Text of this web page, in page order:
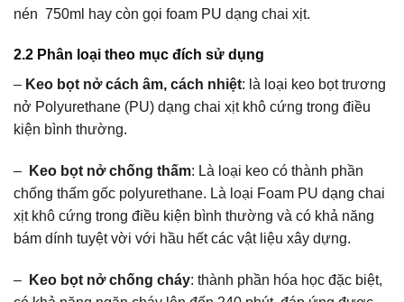
nén 750ml hay còn gọi foam PU dạng chai xịt.
2.2 Phân loại theo mục đích sử dụng
– Keo bọt nở cách âm, cách nhiệt: là loại keo bọt trương
nở Polyurethane (PU) dạng chai xịt khô cứng trong điều
kiện bình thường.
– Keo bọt nở chống thấm: Là loại keo có thành phần
chống thấm gốc polyurethane. Là loại Foam PU dạng chai
xịt khô cứng trong điều kiện bình thường và có khả năng
bám dính tuyệt vời với hầu hết các vật liệu xây dựng.
– Keo bọt nở chống cháy: thành phần hóa học đặc biệt,